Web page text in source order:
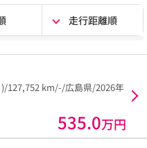
走行距離順
127,752 km/-/広島県/2026年
535.0万円